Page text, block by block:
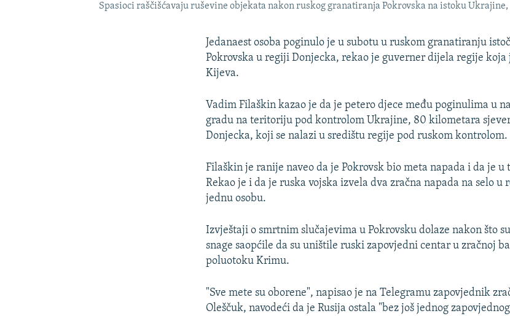
Spasioci raščišćavaju ruševine objekata nakon ruskog granatiranja Pokrovska na istoku Ukrajine,
Jedanaest osoba poginulo je u subotu u ruskom granatiranju
Pokrovska u regiji Donjecka, rekao je guverner dijela regije
Kijeva.
Vadim Filaškin kazao je da je petero djece među poginulima u
gradu na teritoriju pod kontrolom Ukrajine, 80 kilometara
Donjecka, koji se nalazi u središtu regije pod ruskom kontrolom.
Filaškin je ranije naveo da je Pokrovsk bio meta napada i da je u
Rekao je i da je ruska vojska izvela dva zračna napada na selo
jednu osobu.
Izvještaji o smrtnim slučajevima u Pokrovsku dolaze nakon što
snage saopćile da su uništile ruski zapovjedni centar u zračnoj
poluotoku Krimu.
"Sve mete su oborene", napisao je na Telegramu zapovjednik
Oleščuk, navodeći da je Rusija ostala "bez još jednog